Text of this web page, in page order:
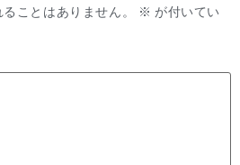
ことはありません。 ※ が付いてい